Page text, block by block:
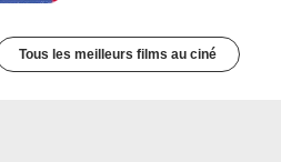
Tous les meilleurs films au ciné